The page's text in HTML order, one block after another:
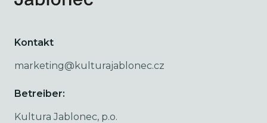
Kontakt
marketing@kulturajablonec.cz
Betreiber:
Kultura Jablonec, p.o.